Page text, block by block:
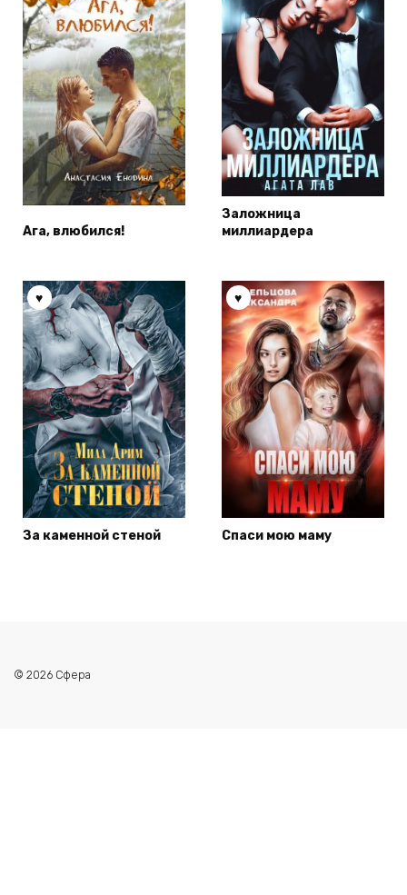
Ага, влюбился!
Заложница
миллиардера
За каменной стеной Спаси мою маму
© 2026 Сфера